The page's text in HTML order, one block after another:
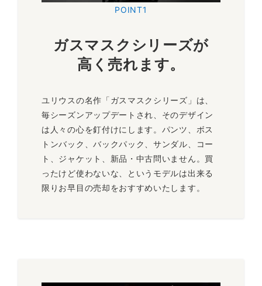
POINT1
ガスマスクシリーズが
高く売れます。
ユリウスの名作「ガスマスクシリーズ」は、
毎シーズンアップデートされ、そのデザイン
は人々の心を釘付けにします。パンツ、ボス
トンバック、バックパック、サンダル、コー
ト、ジャケット、新品・中古問いません。買
ったけど使わないな、というモデルは出来る
限りお早目の売却をおすすめいたします。